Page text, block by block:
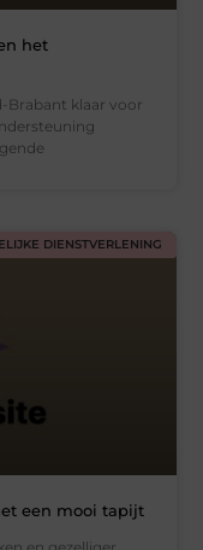
het
Brabant klaar voor
DIENSTVERLENING
een mooi tapijt